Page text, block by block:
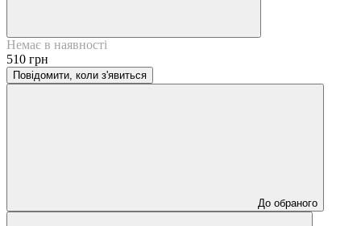
Немає в наявності
510 грн
Повідомити, коли з'явиться
До обраного